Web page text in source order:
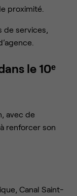
proximité.
de services,
le 10ᵉ
avec de
renforcer son
Canal Saint-